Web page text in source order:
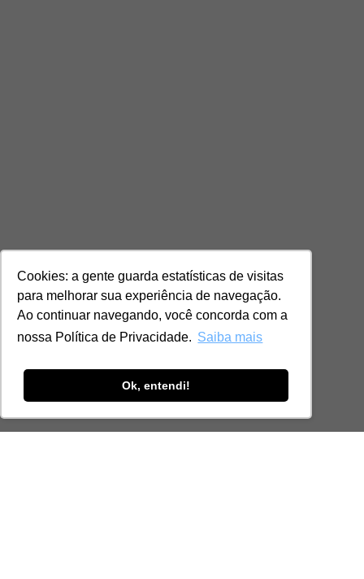
Cookies: a gente guarda estatísticas de visitas
para melhorar sua experiência de navegação.
Ao continuar navegando, você concorda com a
nossa Política de Privacidade. Saiba mais
Ok, entendi!